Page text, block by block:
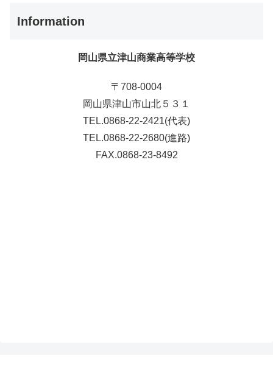
Information
岡山県立津山商業高等学校
〒708-0004
岡山県津山市山北５３１
TEL.0868-22-2421(代表)
TEL.0868-22-2680(進路)
FAX.0868-23-8492